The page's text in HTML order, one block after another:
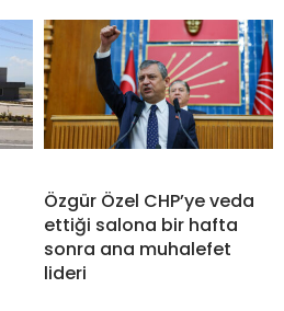
Özgür Özel CHP’ye veda
ettiği salona bir hafta
sonra ana muhalefet
lideri